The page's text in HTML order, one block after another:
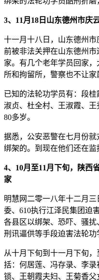
3、11月18日山东德州市庆
十一月十八日，山东德州
前被非法关押在山东德州
家。有几个老年学员回家
所和拘留所，警察也不让家
已知的法轮功学员有：段
淑贞、杜全村、王淑霞、
80多岁。
据悉，公安恶警在七月份
绑架的。到现在他们还在监
4、10月至11月下旬，陕西
家
明慧网二零一八年十二月
委、610执行江泽民集团迫
各县区以绑架、恐吓、骚扰
刑讯逼供等手段迫害法轮功
从十月下旬到十一月下旬
括：何居莲、冯存录、李
锁、王朝霞夫妇、王菊香